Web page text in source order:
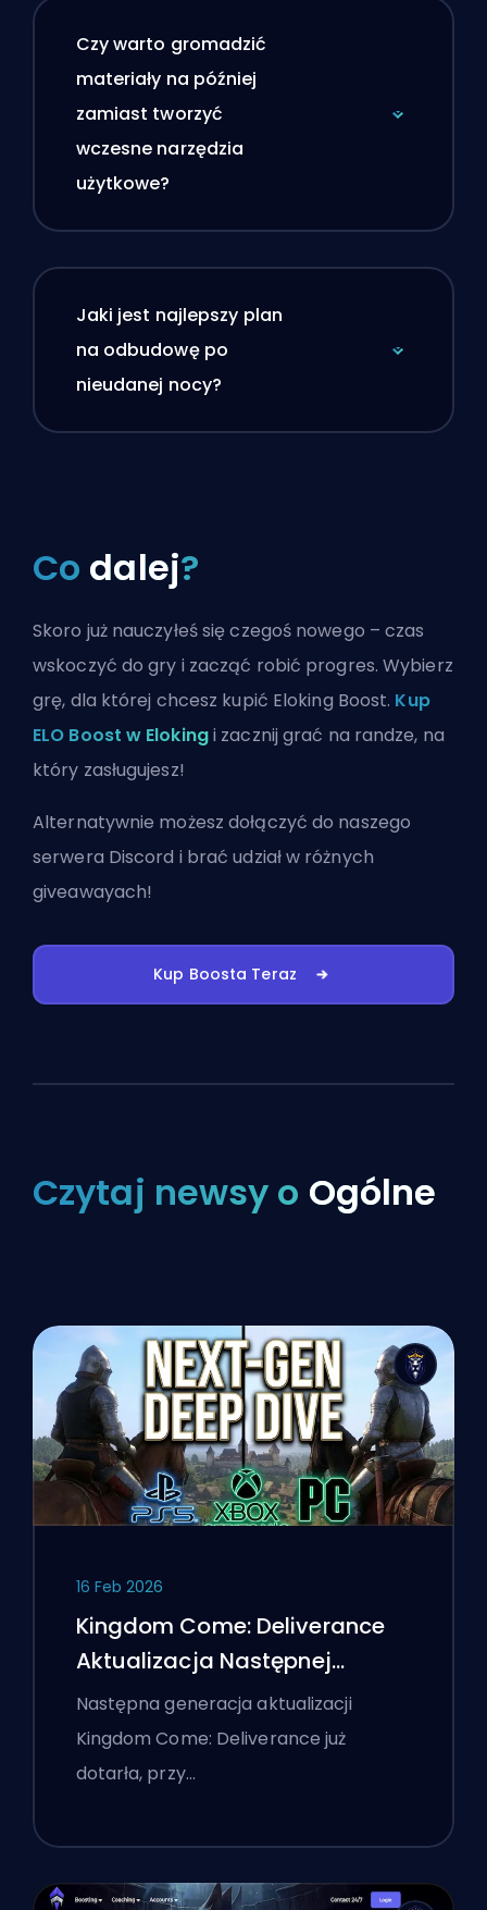
Czy warto gromadzić
materiały na później
zamiast tworzyć
wczesne narzędzia
użytkowe?
Jaki jest najlepszy plan
na odbudowę po
nieudanej nocy?
Co dalej?
Skoro już nauczyłeś się czegoś nowego – czas
wskoczyć do gry i zacząć robić progres. Wybierz
grę, dla której chcesz kupić Eloking Boost. Kup
ELO Boost w Elokingi zacznij grać na randze, na
który zasługujesz!
Alternatywnie możeszdołączyć do naszego
serwera Discord i brać udział w różnych
giveawayach!
Kup Boosta Teraz
Czytaj newsy o Ogólne
16 Feb 2026
Kingdom Come: Deliverance
Aktualizacja Następnej
Generacji: Dokładna Analiza
Następna generacja aktualizacji
Kingdom Come: Deliverance już
dotarła, przy…